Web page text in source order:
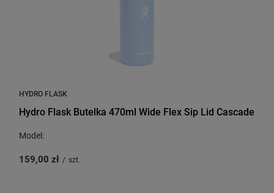
HYDRO FLASK
Hydro Flask Butelka 470ml Wide Flex Sip Lid Cascade
Model:
159,00 zł / szt.